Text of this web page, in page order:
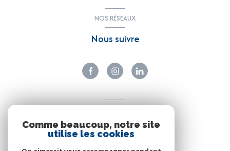
NOS RÉSEAUX
Nous suivre
Nous adhérons
Comme beaucoup, notre site
utilise les cookies